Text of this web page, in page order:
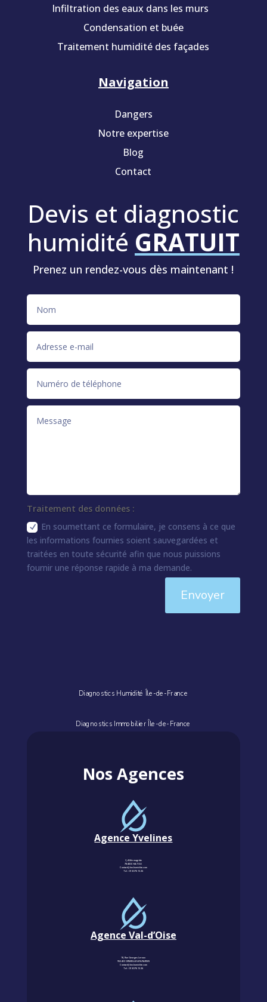
Infiltration des eaux dans les murs
Condensation et buée
Traitement humidité des façades
Navigation
Dangers
Notre expertise
Blog
Contact
Devis et diagnostic
humidité GRATUIT
Prenez un rendez-vous dès maintenant !
Traitement des données :
En soumettant ce formulaire, je consens à ce que
les informations fournies soient sauvegardées et
traitées en toute sécurité afin que nous puissions
fournir une réponse rapide à ma demande.
Envoyer
Diagnostics Humidité Île-de-France
Diagnostics Immobilier Île-de-France
Nos Agences
Agence Yvelines
3, Allée magritte
78400 CHATOU
Contact@km-humidite.com
Tel :01 30 76 13 26
Agence Val-d’Oise
18, Rue Georges Leroux
95240 CORMEILLES-EN-PARISIS
Contact@km-humidite.com
Tel :01 30 76 13 26